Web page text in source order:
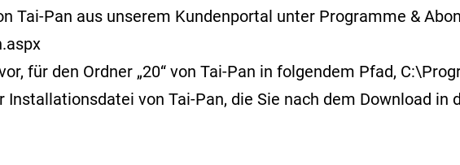
Pan aus unserem Kundenportal unter Programme &
für den Ordner „20“ von Tai-Pan in folgendem Pfad,
von Tai-Pan, die Sie nach dem Download in